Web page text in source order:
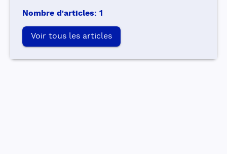
Nombre d'articles: 1
Voir tous les articles